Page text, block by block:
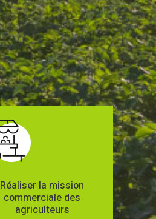
Réaliser la mission
commerciale des
agriculteurs